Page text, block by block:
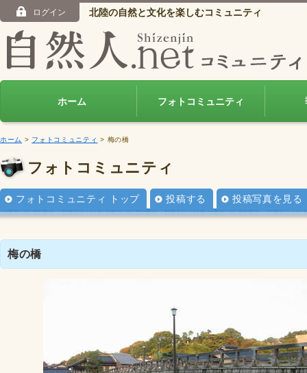
ログイン 北陸の自然と文化を楽しむコミュニティ
ホーム フォトコミュニティ
ホーム > フォトコミュニティ > 梅の橋
フォトコミュニティ
フォトコミュニティ トップ 投稿する 投稿写真を見る
梅の橋